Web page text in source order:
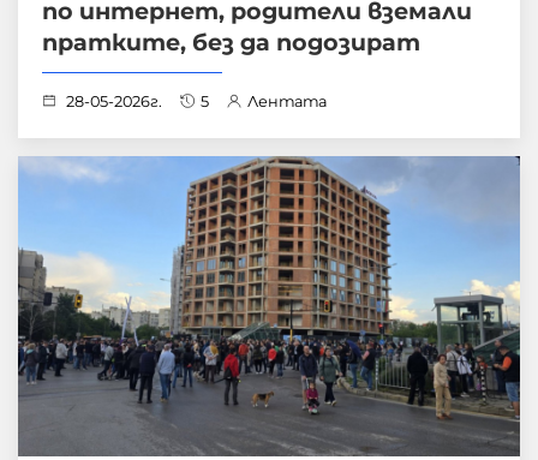
по интернет, родители вземали
пратките, без да подозират
28-05-2026г. 5 Лентата